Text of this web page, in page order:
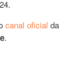
canal oficial da
.